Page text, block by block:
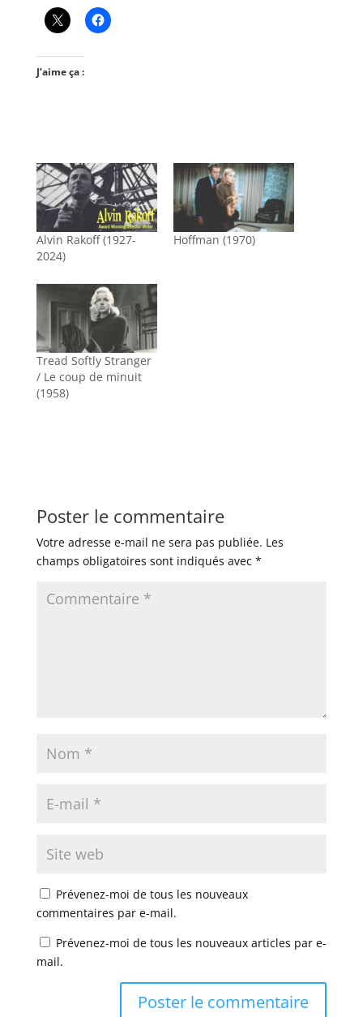
J’aime ça :
Alvin Rakoff (1927-
2024)
Hoffman (1970)
Tread Softly Stranger
/ Le coup de minuit
(1958)
Poster le commentaire
Votre adresse e-mail ne sera pas publiée. Les
champs obligatoires sont indiqués avec *
Prévenez-moi de tous les nouveaux
commentaires par e-mail.
Prévenez-moi de tous les nouveaux articles par e-
mail.